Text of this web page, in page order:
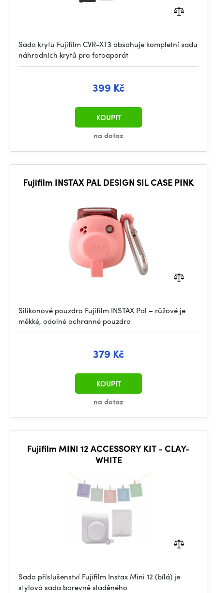
Sada krytů Fujifilm CVR-XT3 obsahuje kompletní sadu
náhradních krytů pro fotoaparát
399 Kč
na dotaz
KOUPIT
Fujifilm INSTAX PAL DESIGN SIL CASE PINK
Silikonové pouzdro Fujifilm INSTAX Pal – růžové je
měkké, odolné ochranné pouzdro
379 Kč
na dotaz
KOUPIT
Fujifilm MINI 12 ACCESSORY KIT - CLAY-
WHITE
Sada příslušenství Fujifilm Instax Mini 12 (bílá) je
stylová sada barevně sladěného